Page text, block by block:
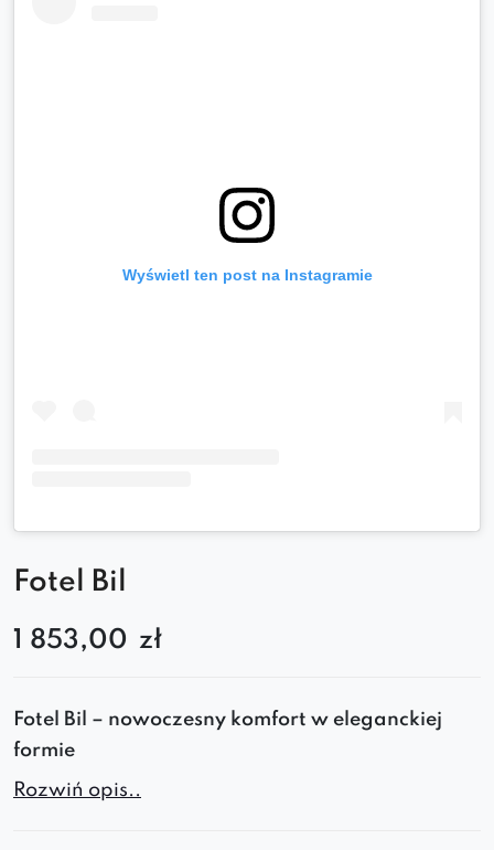
Wyświetl ten post na Instagramie
Fotel Bil
1 853,00 zł
Fotel Bil – nowoczesny komfort w eleganckiej
formie
Szukasz mebla, który łączy wygodę, styl i
Rozwiń opis..